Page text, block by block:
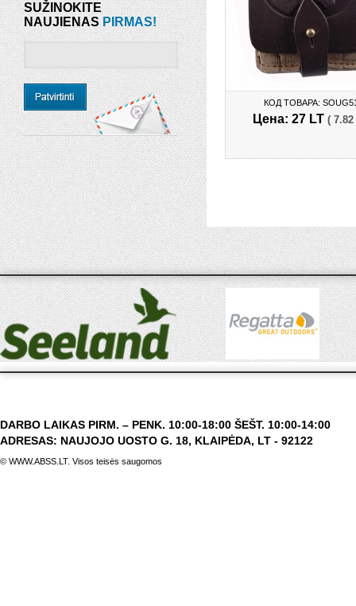
SUŽINOKITE
NAUJIENASPIRMAS!
КОД ТОВАРА:
Цена: 27 LT(
DARBO LAIKAS PIRM. – PENK. 10:00-18:00 ŠEŠT. 10:00-14:00
ADRESAS: NAUJOJO UOSTO G. 18, KLAIPĖDA, LT - 92122
© WWW.ABSS.LT. Visos teisės saugomos